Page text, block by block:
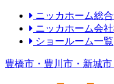
ニッカホーム総合
ニッカホーム会
ショールーム一覧
豊橋市・豊川市・新城